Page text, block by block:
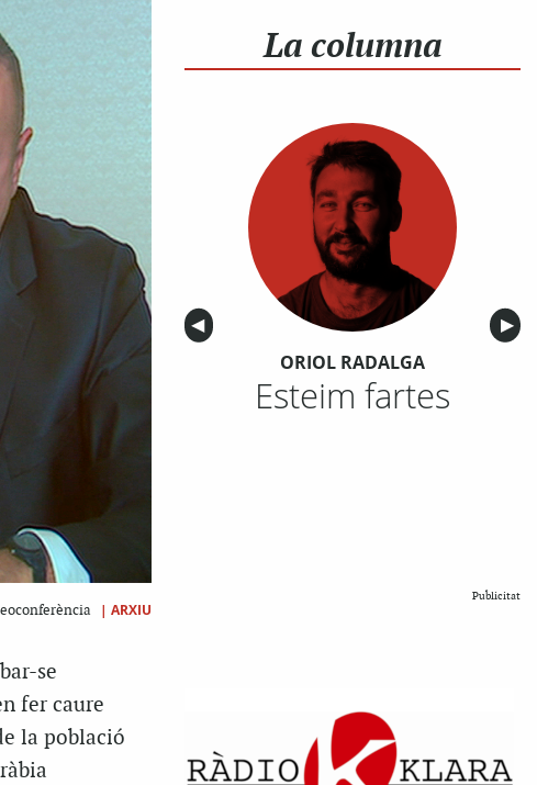
| ARXIU
se
fer caure
la població
La columna
Anterior
◀︎ ▶︎
ORIOL RADALGA
Esteim fartes
Publicitat